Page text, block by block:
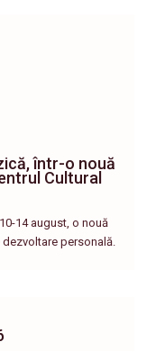
într-o nouă
Cultural
14 august, o nouă
personală.